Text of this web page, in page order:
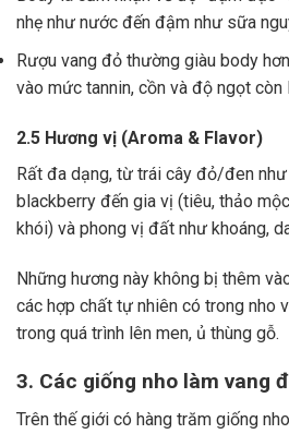
nhẹ như nước đến đậm như sữa
Rượu vang đỏ thường giàu body
vào mức tannin, cồn và độ ngọt còn
2.5 Hương vị (Aroma & Flavor)
Rất đa dạng, từ trái cây đỏ/đen như
blackberry đến gia vị (tiêu, thảo
khói) và phong vị đất như khoáng,
Những hương này không bị thêm
các hợp chất tự nhiên có trong nho
trong quá trình lên men, ủ thùng gỗ.
3. Các giống nho làm vang
Trên thế giới có hàng trăm giống